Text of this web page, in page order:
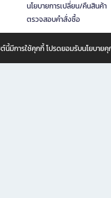
นโยบายการเปลี่ยน/คืนสินค้า
ตรวจสอบคำสั่งซื้อ
ต์นี้มีการใช้คุกกี้ โปรดยอมรับนโยบา